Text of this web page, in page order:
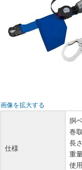
画像を拡大する
仕様
胴
巻
長
重
使